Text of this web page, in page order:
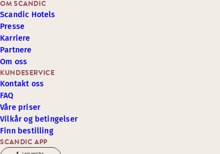
SCANDIC APP
KUNDESERVICE
Kontakt oss
FAQ
Våre priser
Vilkår og betingelser
Finn bestilling
OM SCANDIC
Scandic Hotels
Presse
Karriere
Partnere
Om oss